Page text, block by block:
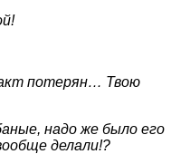
потерян… Твою
надо же было его
делали!?